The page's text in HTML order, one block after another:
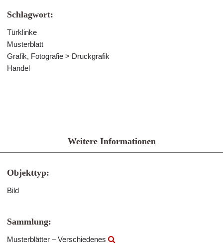
Schlagwort:
Türklinke
Musterblatt
Grafik, Fotografie > Druckgrafik
Handel
Weitere Informationen
Objekttyp:
Bild
Sammlung:
Musterblätter – Verschiedenes